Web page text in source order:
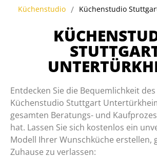
Küchenstudio / Küchenstudio
Entdecken Sie die Bequemlichkeit
Küchenstudio Stuttgart
gesamten Beratungs- und
hat. Lassen Sie sich kostenlos ein
Modell Ihrer Wunschküche erstellen,
Zuhause zu verlassen: